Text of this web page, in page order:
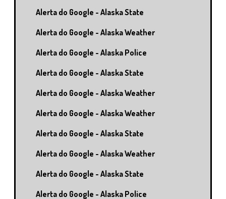
Alerta do Google - Alaska State
Alerta do Google - Alaska Weather
Alerta do Google - Alaska Police
Alerta do Google - Alaska State
Alerta do Google - Alaska Weather
Alerta do Google - Alaska Weather
Alerta do Google - Alaska State
Alerta do Google - Alaska Weather
Alerta do Google - Alaska State
Alerta do Google - Alaska Police